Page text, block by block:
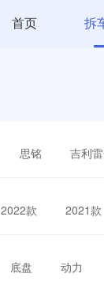
首页 拆
思铭 吉利
2022款 2021款
底盘 动力